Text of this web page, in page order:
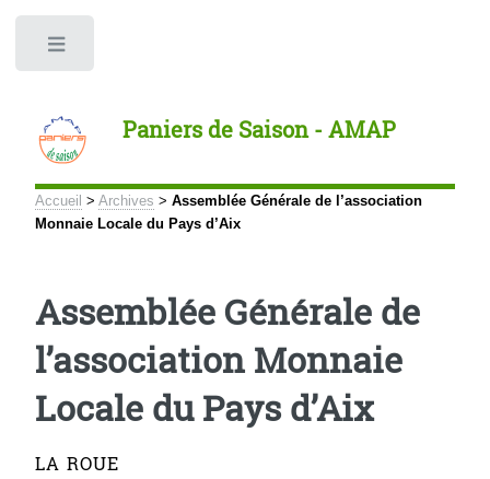
Paniers de Saison - AMAP
Accueil > Archives > Assemblée Générale de l’association
Monnaie Locale du Pays d’Aix
Assemblée Générale de
l’association Monnaie
Locale du Pays d’Aix
LA ROUE
Panneau de gestion des cookies